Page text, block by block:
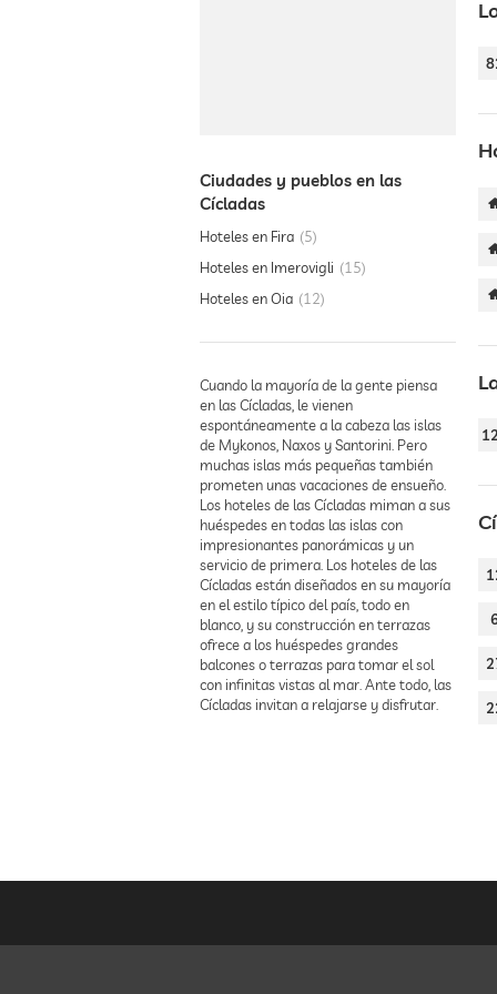
Ciudades y pueblos en las
Cícladas
Hoteles en Fira
5
Hoteles en Imerovigli
15
Hoteles en Oia
12
Cuando la mayoría de la gente piensa
en las Cícladas, le vienen
espontáneamente a la cabeza las islas
de Mykonos, Naxos y Santorini. Pero
muchas islas más pequeñas también
prometen unas vacaciones de ensueño.
Los hoteles de las Cícladas miman a sus
huéspedes en todas las islas con
impresionantes panorámicas y un
servicio de primera. Los hoteles de las
Cícladas están diseñados en su mayoría
en el estilo típico del país, todo en
blanco, y su construcción en terrazas
ofrece a los huéspedes grandes
balcones o terrazas para tomar el sol
con infinitas vistas al mar. Ante todo, las
Cícladas invitan a relajarse y disfrutar.